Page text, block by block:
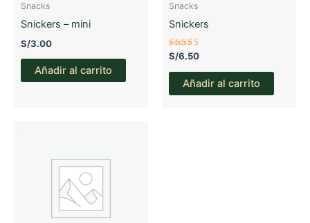
Snacks
Snickers – mini
S/3.00
Añadir al carrito
Snacks
Snickers
Valorado
con
3.06
de 5
S/6.50
Añadir al carrito